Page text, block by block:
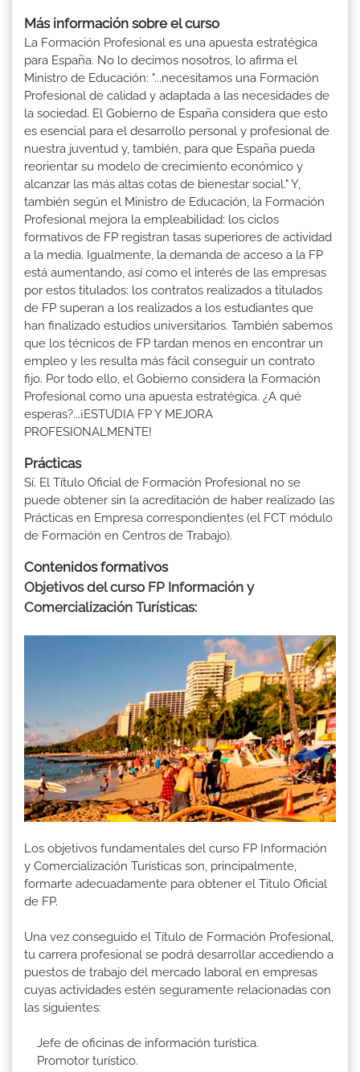
Más información sobre el curso
La Formación Profesional es una apuesta estratégica
para España. No lo decimos nosotros, lo afirma el
Ministro de Educación: "...necesitamos una Formación
Profesional de calidad y adaptada a las necesidades de
la sociedad. El Gobierno de España considera que esto
es esencial para el desarrollo personal y profesional de
nuestra juventud y, también, para que España pueda
reorientar su modelo de crecimiento económico y
alcanzar las más altas cotas de bienestar social." Y,
también según el Ministro de Educación, la Formación
Profesional mejora la empleabilidad: los ciclos
formativos de FP registran tasas superiores de actividad
a la media. Igualmente, la demanda de acceso a la FP
está aumentando, así como el interés de las empresas
por estos titulados: los contratos realizados a titulados
de FP superan a los realizados a los estudiantes que
han finalizado estudios universitarios. También sabemos
que los técnicos de FP tardan menos en encontrar un
empleo y les resulta más fácil conseguir un contrato
fijo. Por todo ello, el Gobierno considera la Formación
Profesional como una apuesta estratégica. ¿A qué
esperas?...¡ESTUDIA FP Y MEJORA
PROFESIONALMENTE!
Prácticas
Sí. El Título Oficial de Formación Profesional no se
puede obtener sin la acreditación de haber realizado las
Prácticas en Empresa correspondientes (el FCT módulo
de Formación en Centros de Trabajo).
Contenidos formativos
Objetivos del curso FP Información y
Comercialización Turísticas:
Los objetivos fundamentales del curso FP Información
y Comercialización Turísticas son, principalmente,
formarte adecuadamente para obtener el Titulo Oficial
de FP.
Una vez conseguido el Título de Formación Profesional,
tu carrera profesional se podrá desarrollar accediendo a
puestos de trabajo del mercado laboral en empresas
cuyas actividades estén seguramente relacionadas con
las siguientes:
Jefe de oficinas de información turística.
Promotor turístico.